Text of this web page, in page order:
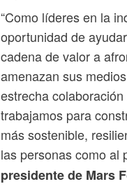
“Como líderes en la
oportunidad de
cadena de valor a
amenazan sus
estrecha
trabajamos para
más sostenible,
las personas como al
presidente de Mars